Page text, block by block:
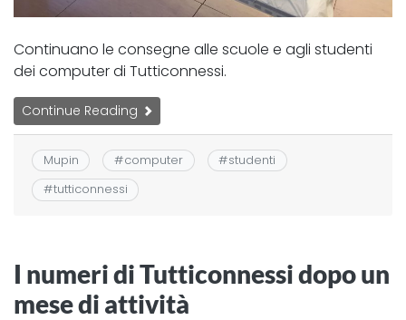
Continuano le consegne alle scuole e agli studenti
dei computer di Tutticonnessi.
Continue Reading
Mupin #computer #studenti
#tutticonnessi
I numeri di Tutticonnessi dopo un
mese di attività